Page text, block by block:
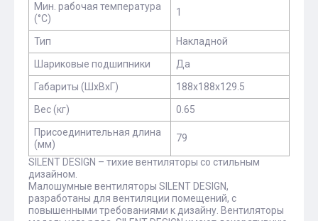
Мин. рабочая температура
(°С)
1
Тип
Накладной
Шариковые подшипники
Да
Габариты (ШхВхГ)
188x188x129.5
Вес (кг)
0.65
Присоединительная длина
(мм)
79
SILENT DESIGN – тихие вентиляторы со стильным
дизайном.
Малошумные вентиляторы SILENT DESIGN,
разработаны для вентиляции помещений, с
повышенными требованиями к дизайну. Вентиляторы